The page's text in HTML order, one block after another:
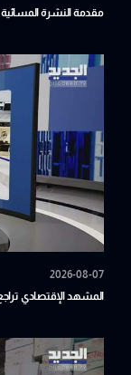
مقدمة النشرة المسائية 08-08-2026
2026-08-07
المشهد الإقتصادي تراجع حركة مطار بيروت 33% خلال الموسم السياحي